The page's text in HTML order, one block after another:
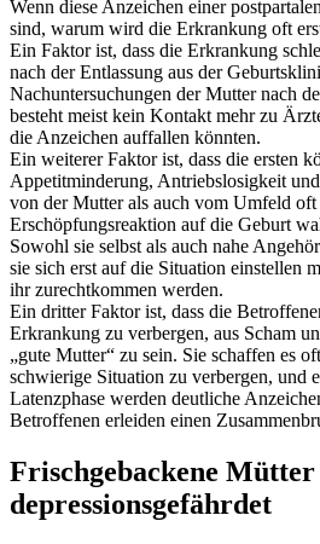
Wenn diese Anzeichen einer
sind, warum wird die Erkrankung oft
Ein Faktor ist, dass die Erkrankung
nach der Entlassung aus der
Nachuntersuchungen der Mutter nach
besteht meist kein Kontakt mehr zu
die Anzeichen auffallen könnten.
Ein weiterer Faktor ist, dass die ersten
Appetitminderung, Antriebslosigkeit
von der Mutter als auch vom Umfeld oft
Erschöpfungsreaktion auf die Geburt
Sowohl sie selbst als auch nahe
sie sich erst auf die Situation einstellen
ihr zurechtkommen werden.
Ein dritter Faktor ist, dass die
Erkrankung zu verbergen, aus Scham
„gute Mutter“ zu sein. Sie schaffen es
schwierige Situation zu verbergen, und
Latenzphase werden deutliche
Betroffenen erleiden einen
Frischgebackene Mütter
depressionsgefährdet